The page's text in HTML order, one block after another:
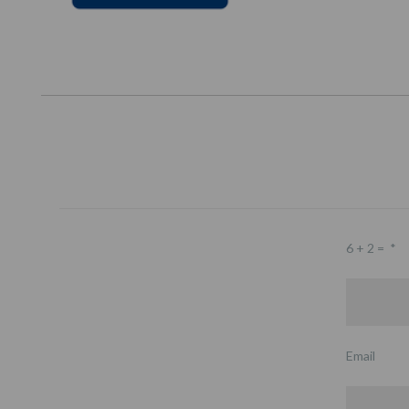
6 + 2 = *
Email